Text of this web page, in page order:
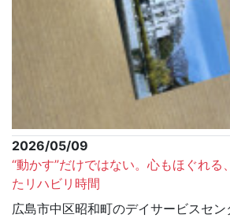
2026/05/09
“動かす”だけではない。心もほぐれる
たリハビリ時間
広島市中区昭和町のデイサービスセン